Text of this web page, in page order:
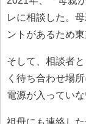
レに相談した。
ントがあるため
そして、相談者
く待ち合わせ場
電源が入ってい
祖母にも連絡し